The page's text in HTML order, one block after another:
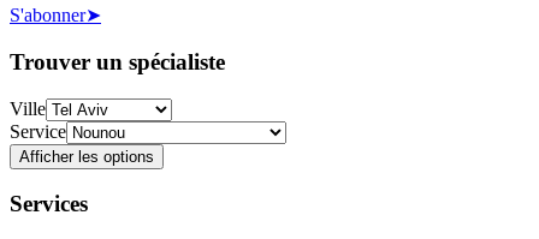
S'abonner➤
Trouver un spécialiste
Ville
Service
Afficher les options
Services